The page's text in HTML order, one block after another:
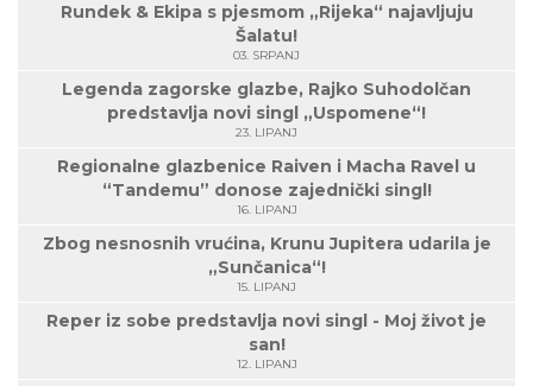
Rundek & Ekipa s pjesmom „Rijeka“ najavljuju
Šalatu!
03. SRPANJ
Legenda zagorske glazbe, Rajko Suhodolčan
predstavlja novi singl „Uspomene“!
23. LIPANJ
Regionalne glazbenice Raiven i Macha Ravel u
“Tandemu” donose zajednički singl!
16. LIPANJ
Zbog nesnosnih vrućina, Krunu Jupitera udarila je
„Sunčanica“!
15. LIPANJ
Reper iz sobe predstavlja novi singl - Moj život je
san!
12. LIPANJ